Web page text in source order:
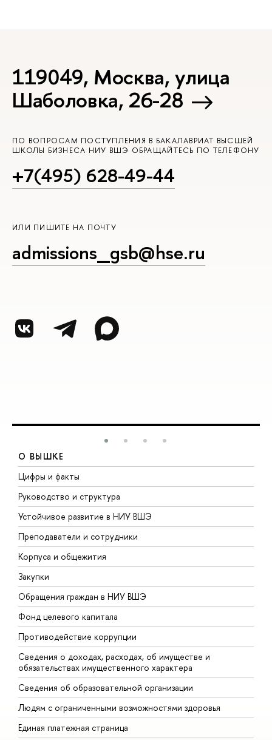
119049, Москва, улица
Шаболовка, 26-28
ПО ВОПРОСАМ ПОСТУПЛЕНИЯ В БАКАЛАВРИАТ ВЫСШЕЙ
ШКОЛЫ БИЗНЕСА НИУ ВШЭ ОБРАЩАЙТЕСЬ ПО ТЕЛЕФОНУ
+7(495) 628-49-44
ИЛИ ПИШИТЕ НА ПОЧТУ
admissions_gsb@hse.ru
О ВЫШКЕ
Цифры и факты
Руководство и структура
Устойчивое развитие в НИУ ВШЭ
Преподаватели и сотрудники
Корпуса и общежития
Закупки
Обращения граждан в НИУ ВШЭ
Фонд целевого капитала
Противодействие коррупции
Сведения о доходах, расходах, об имуществе и
обязательствах имущественного характера
Сведения об образовательной организации
Людям с ограниченными возможностями здоровья
Единая платежная страница